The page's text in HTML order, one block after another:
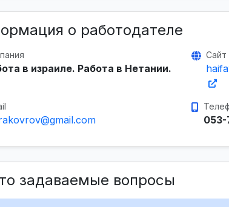
о работодателе
в израиле. Работа в Нетании.
Сайт
задаваемые вопросы